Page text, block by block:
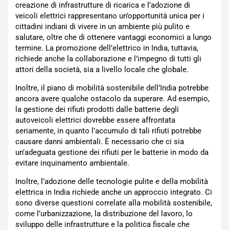
creazione di infrastrutture di ricarica e l’adozione di
veicoli elettrici rappresentano un’opportunità unica per i
cittadini indiani di vivere in un ambiente più pulito e
salutare, oltre che di ottenere vantaggi economici a lungo
termine. La promozione dell’elettrico in India, tuttavia,
richiede anche la collaborazione e l’impegno di tutti gli
attori della società, sia a livello locale che globale.
Inoltre, il piano di mobilità sostenibile dell’India potrebbe
ancora avere qualche ostacolo da superare. Ad esempio,
la gestione dei rifiuti prodotti dalle batterie degli
autoveicoli elettrici dovrebbe essere affrontata
seriamente, in quanto l’accumulo di tali rifiuti potrebbe
causare danni ambientali. È necessario che ci sia
un’adeguata gestione dei rifiuti per le batterie in modo da
evitare inquinamento ambientale.
Inoltre, l’adozione delle tecnologie pulite e della mobilità
elettrica in India richiede anche un approccio integrato. Ci
sono diverse questioni correlate alla mobilità sostenibile,
come l’urbanizzazione, la distribuzione del lavoro, lo
sviluppo delle infrastrutture e la politica fiscale che